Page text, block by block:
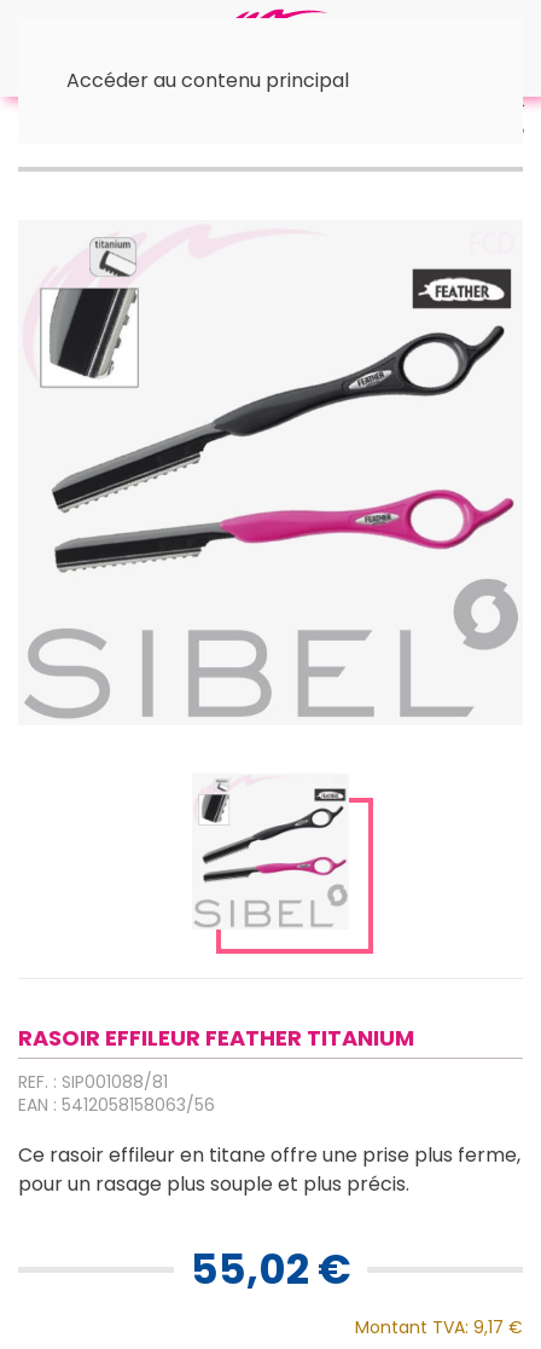
Accéder au contenu principal
RASOIR EFFILEUR FEATHER TITANIUM
REF. : SIP001088/81
EAN : 5412058158063/56
Ce rasoir effileur en titane offre une prise plus ferme,
pour un rasage plus souple et plus précis.
55,02 €
Montant TVA: 9,17 €